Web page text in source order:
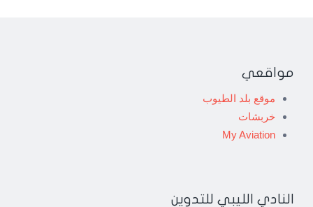
مواقعي
موقع بلد الطيوب
خربشات
My Aviation
النادي الليبي للتدوين